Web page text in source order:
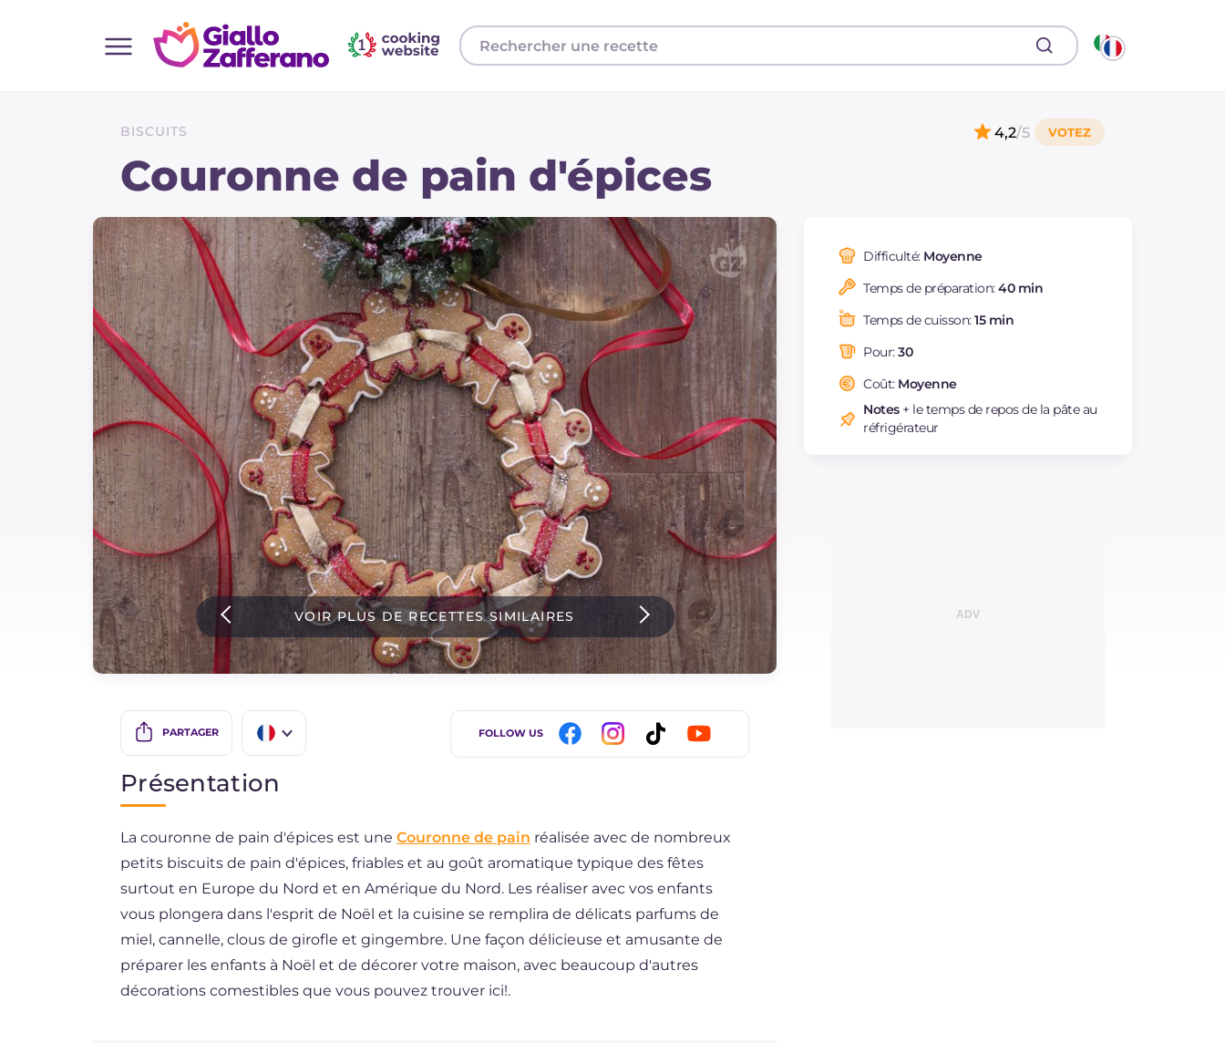
Toutes les recettes
Plats principaux
Boissons et rafraîchissements
Accompagnement
Pizzas et focaccia
Gateaux et patisserie
Dernieres recettes
IT Website
Instagram
YouTube
BISCUITS
Couronne de pain d'épices
4,2/5
VOIR PLUS DE RECETTES SIMILAIRES
PARTAGER
ES
DE
NL
FOLLOW US
Difficulté: Moyenne
Temps de préparation:40 min
Temps de cuisson:15 min
Pour:30
Coût: Moyenne
Notes+ le temps de repos de la pâte au
réfrigérateur
Présentation
La couronne de pain d'épices est une Couronne de pain réalisée avec de nombreux
petits biscuits de pain d'épices, friables et au goût aromatique typique des fêtes
surtout en Europe du Nord et en Amérique du Nord. Les réaliser avec vos enfants
vous plongera dans l'esprit de Noël et la cuisine se remplira de délicats parfums de
miel, cannelle, clous de girofle et gingembre. Une façon délicieuse et amusante de
préparer les enfants à Noël et de décorer votre maison, avec beaucoup d'autres
décorations comestibles que vous pouvez trouver ici!.